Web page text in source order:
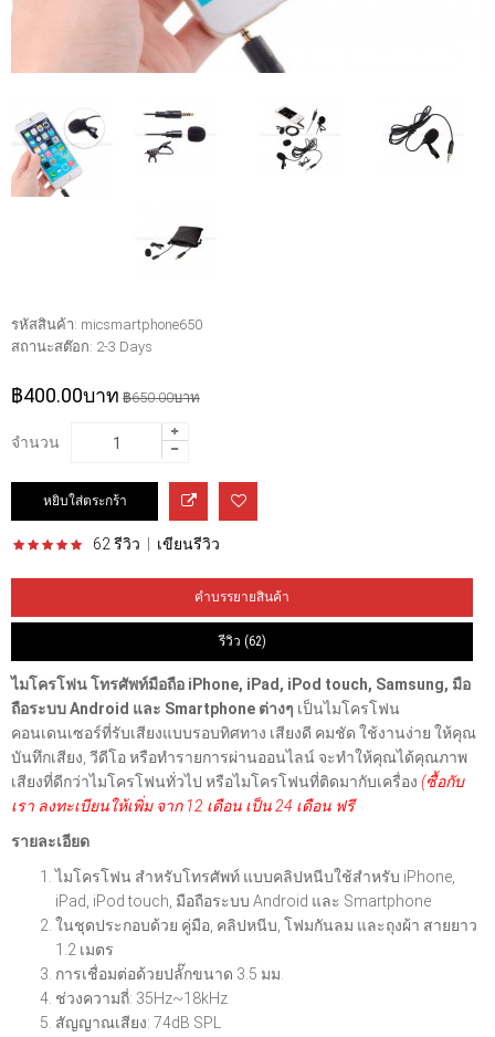
รหัสสินค้า: micsmartphone650
สถานะสต๊อก: 2-3 Days
฿400.00บาท ฿650.00บาท
จำนวน
62 รีวิว เขียนรีวิว
คำบรรยายสินค้า
รีวิว (62)
ไมโครโฟน โทรศัพท์มือถือ iPhone, iPad, iPod touch, Samsung, มือ
ถือระบบ Android และ Smartphone ต่างๆ เป็นไมโครโฟน
คอนเดนเซอร์ที่รับเสียงแบบรอบทิศทาง เสียงดี คมชัด ใช้งานง่าย ให้คุณ
บันทึกเสียง, วีดีโอ หรือทำรายการผ่านออนไลน์ จะทำให้คุณได้คุณภาพ
เสียงที่ดีกว่าไมโครโฟนทั่วไป หรือไมโครโฟนที่ติดมากับเครื่อง (ซื้อกับ
เรา ลงทะเบียนให้เพิ่ม จาก 12 เดือน เป็น 24 เดือน ฟรี
รายละเอียด
ไมโครโฟน สำหรับโทรศัพท์ แบบคลิปหนีบใช้สำหรับ iPhone,
iPad, iPod touch, มือถือระบบ Android และ Smartphone
ในชุดประกอบด้วย คู่มือ, คลิปหนีบ, โฟมกันลม และถุงผ้า สายยาว
1.2 เมตร
การเชื่อมต่อด้วยปลั๊กขนาด 3.5 มม.
ช่วงความถี่: 35Hz~18kHz
สัญญาณเสียง: 74dB SPL